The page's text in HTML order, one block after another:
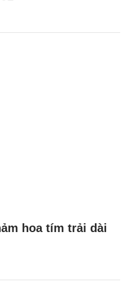
hoa tím trải dài